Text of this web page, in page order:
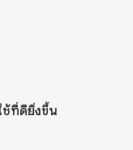
ช้ที่ดียิ่งขึ้น